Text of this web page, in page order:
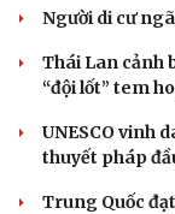
Người di cư
Thái Lan cảnh
“đội lốt” tem
UNESCO vinh
thuyết pháp
Trung Quốc